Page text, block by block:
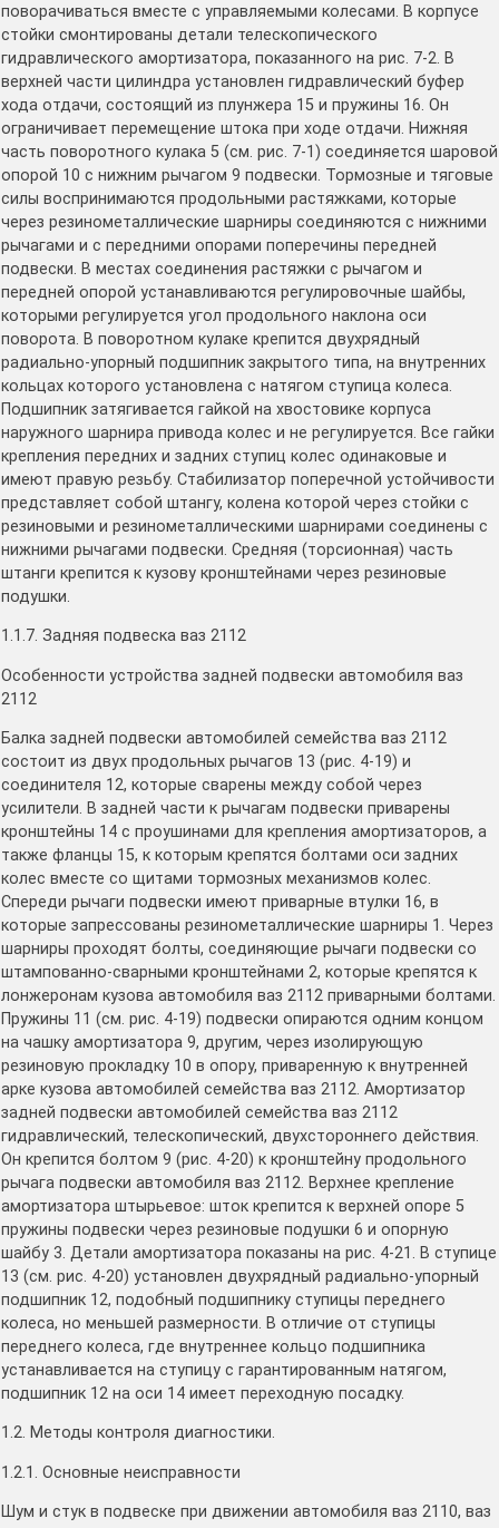
поворачиваться вместе с управляемыми колесами. В корпусе
стойки смонтированы детали телескопического
гидравлического амортизатора, показанного на рис. 7-2. В
верхней части цилиндра установлен гидравлический буфер
хода отдачи, состоящий из плунжера 15 и пружины 16. Он
ограничивает перемещение штока при ходе отдачи. Нижняя
часть поворотного кулака 5 (см. рис. 7-1) соединяется шаровой
опорой 10 с нижним рычагом 9 подвески. Тормозные и тяговые
силы воспринимаются продольными растяжками, которые
через резинометаллические шарниры соединяются с нижними
рычагами и с передними опорами поперечины передней
подвески. В местах соединения растяжки с рычагом и
передней опорой устанавливаются регулировочные шайбы,
которыми регулируется угол продольного наклона оси
поворота. В поворотном кулаке крепится двухрядный
радиально-упорный подшипник закрытого типа, на внутренних
кольцах которого установлена с натягом ступица колеса.
Подшипник затягивается гайкой на хвостовике корпуса
наружного шарнира привода колес и не регулируется. Все гайки
крепления передних и задних ступиц колес одинаковые и
имеют правую резьбу. Стабилизатор поперечной устойчивости
представляет собой штангу, колена которой через стойки с
резиновыми и резинометаллическими шарнирами соединены с
нижними рычагами подвески. Средняя (торсионная) часть
штанги крепится к кузову кронштейнами через резиновые
подушки.
1.1.7. Задняя подвеска ваз 2112
Особенности устройства задней подвески автомобиля ваз
2112
Балка задней подвески автомобилей семейства ваз 2112
состоит из двух продольных рычагов 13 (рис. 4-19) и
соединителя 12, которые сварены между собой через
усилители. В задней части к рычагам подвески приварены
кронштейны 14 с проушинами для крепления амортизаторов, а
также фланцы 15, к которым крепятся болтами оси задних
колес вместе со щитами тормозных механизмов колес.
Спереди рычаги подвески имеют приварные втулки 16, в
которые запрессованы резинометаллические шарниры 1. Через
шарниры проходят болты, соединяющие рычаги подвески со
штампованно-сварными кронштейнами 2, которые крепятся к
лонжеронам кузова автомобиля ваз 2112 приварными болтами.
Пружины 11 (см. рис. 4-19) подвески опираются одним концом
на чашку амортизатора 9, другим, через изолирующую
резиновую прокладку 10 в опору, приваренную к внутренней
арке кузова автомобилей семейства ваз 2112. Амортизатор
задней подвески автомобилей семейства ваз 2112
гидравлический, телескопический, двухстороннего действия.
Он крепится болтом 9 (рис. 4-20) к кронштейну продольного
рычага подвески автомобиля ваз 2112. Верхнее крепление
амортизатора штырьевое: шток крепится к верхней опоре 5
пружины подвески через резиновые подушки 6 и опорную
шайбу 3. Детали амортизатора показаны на рис. 4-21. В ступице
13 (см. рис. 4-20) установлен двухрядный радиально-упорный
подшипник 12, подобный подшипнику ступицы переднего
колеса, но меньшей размерности. В отличие от ступицы
переднего колеса, где внутреннее кольцо подшипника
устанавливается на ступицу с гарантированным натягом,
подшипник 12 на оси 14 имеет переходную посадку.
1.2. Методы контроля диагностики.
1.2.1. Основные неисправности
Шум и стук в подвеске при движении автомобиля ваз 2110, ваз